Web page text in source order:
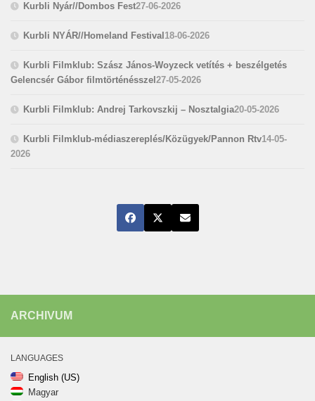
Kurbli Nyár//Dombos Fest27-06-2026
Kurbli NYÁR//Homeland Festival 18-06-2026
Kurbli Filmklub: Szász János-Woyzeck vetítés + beszélgetés
Gelencsér Gábor filmtörténésszel 27-05-2026
Kurbli Filmklub: Andrej Tarkovszkij – Nosztalgia20-05-2026
Kurbli Filmklub-médiaszereplés/Közügyek/Pannon Rtv14-05-
2026
ARCHIVUM
LANGUAGES
English (US)
Magyar